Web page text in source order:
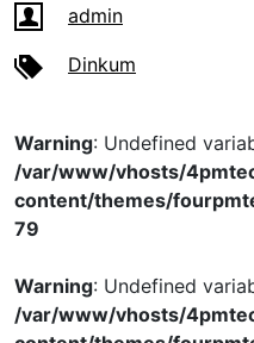
admin
Dinkum
Warning: Undefined
/var/www/vhosts/
content/themes/
79
Warning: Undefined
/var/www/vhosts/